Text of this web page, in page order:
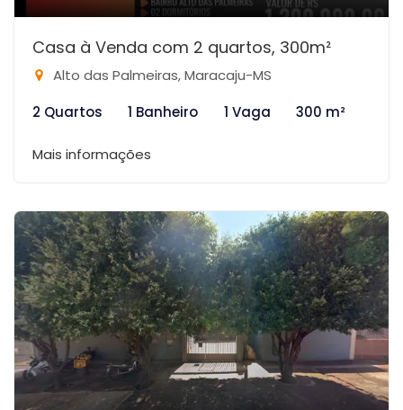
Casa à Venda com 2 quartos, 300m²
Alto das Palmeiras, Maracaju-MS
2 Quartos
1 Banheiro 1 Vaga 300 m²
Mais informações